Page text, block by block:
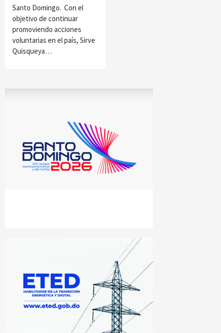
Santo Domingo. Con el
objetivo de continuar
promoviendo acciones
voluntarias en el país, Sirve
Quisqueya…